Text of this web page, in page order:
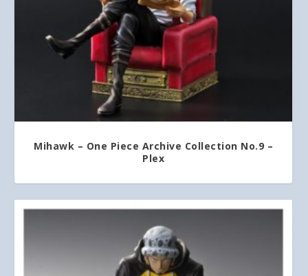
Mihawk – One Piece Archive Collection No.9 –
Plex